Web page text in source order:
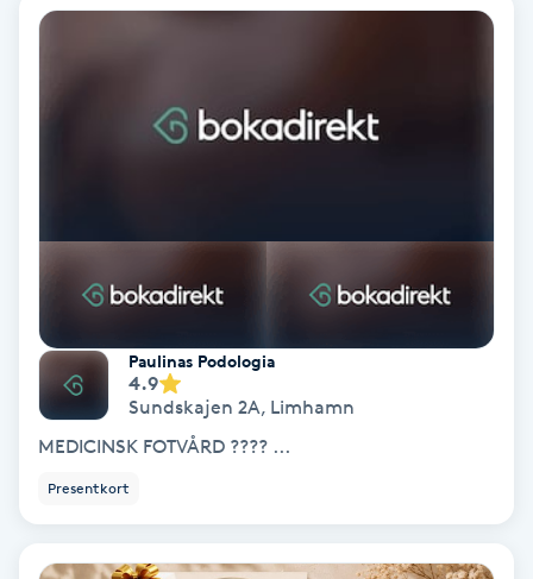
Fotmassage
Fransborttagning
Fransfärgning
Fransförlängning Megavolym
Fransförlängning Volym
Paulinas Podologia
4.9
Sundskajen 2A, Limhamn
MEDICINSK FOTVÅRD ???? ...
Presentkort